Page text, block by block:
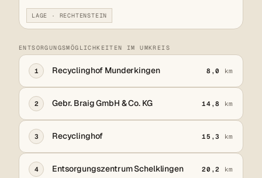
LAGE · RECHTENSTEIN
ENTSORGUNGSMÖGLICHKEITEN IM UMKREIS
1 Recyclinghof Munderkingen 8,0 km
2 Gebr. Braig GmbH & Co. KG 14,8 km
3 Recyclinghof 15,3 km
4 Entsorgungszentrum Schelklingen 20,2 km